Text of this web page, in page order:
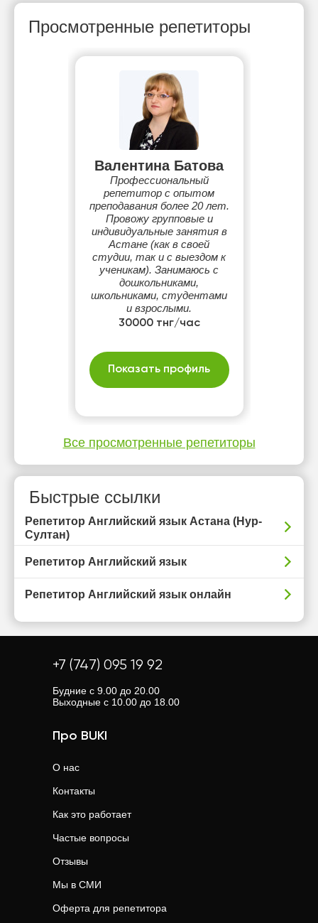
Просмотренные репетиторы
Валентина Батова
Профессиональный
репетитор с опытом
преподавания более 20 лет.
Провожу групповые и
индивидуальные занятия в
Астане (как в своей
студии, так и с выездом к
ученикам). Занимаюсь с
дошкольниками,
школьниками, студентами
и взрослыми.
30000 тнг/час
Показать профиль
Все просмотренные репетиторы
Быстрые ссылки
Репетитор Английский язык Астана (Нур-
Султан)
Репетитор Английский язык
Репетитор Английский язык онлайн
+7 (747) 095 19 92
Будние с 9.00 до 20.00
Выходные с 10.00 до 18.00
Про BUKI
О нас
Контакты
Как это работает
Частые вопросы
Отзывы
Мы в СМИ
Оферта для репетитора